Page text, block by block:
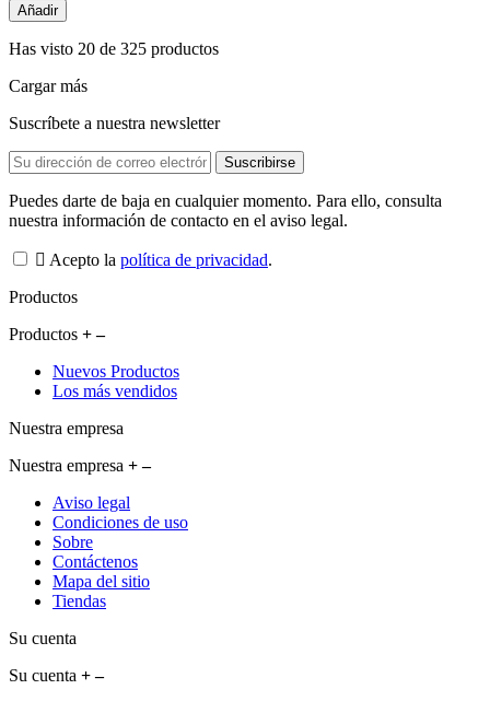
Añadir
Has visto 20 de 325 productos
Cargar más
Suscríbete a nuestra newsletter
Puedes darte de baja en cualquier momento. Para ello, consulta
nuestra información de contacto en el aviso legal.
Acepto la política de privacidad.
Productos
Productos
Nuevos Productos
Los más vendidos
Nuestra empresa
Nuestra empresa
Aviso legal
Condiciones de uso
Sobre
Contáctenos
Mapa del sitio
Tiendas
Su cuenta
Su cuenta